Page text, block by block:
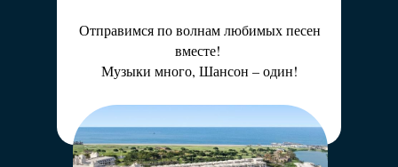
Отправимся по волнам любимых песен
вместе!
Музыки много, Шансон – один!